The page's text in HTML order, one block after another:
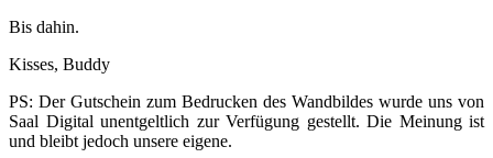
Bis dahin.
Kisses, Buddy
PS: Der Gutschein zum Bedrucken des Wandbildes wurde uns von
Saal Digital unentgeltlich zur Verfügung gestellt. Die Meinung ist
und bleibt jedoch unsere eigene.